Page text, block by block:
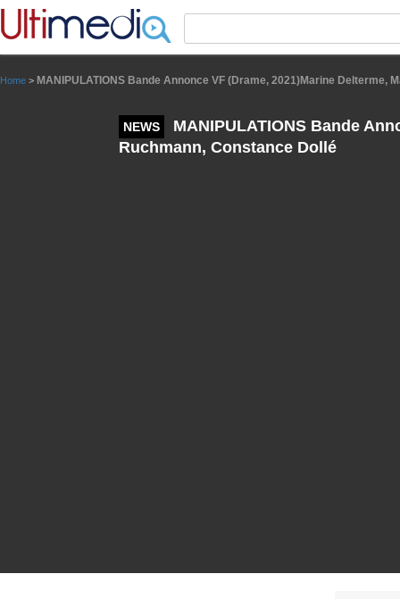
Home > MANIPULATIONS Bande Annonce VF (Drame, 2021)Marine Delterme,
NEWS
MANIPULATIONS Bande
Ruchmann, Constance Dollé
Panneau de gestion des cookies